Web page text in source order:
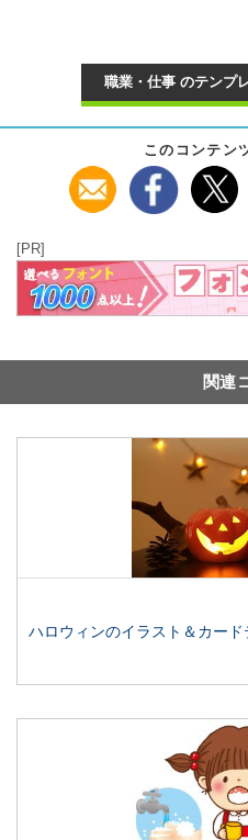
職業・仕事 のテンプ
このコンテン
[PR]
関連
ハロウィンのイラスト＆カード